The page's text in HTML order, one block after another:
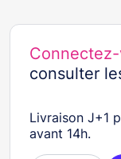
consulter
Livraison J+1
avant 14h.